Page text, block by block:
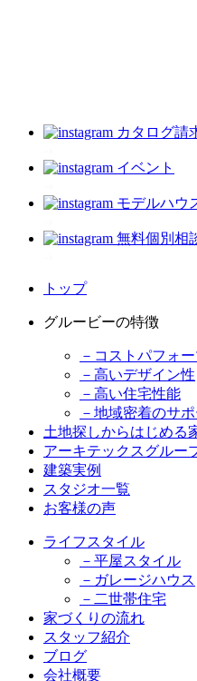
カタログ請
イベント
モデルハウ
無料個別相
トップ
グルービーの特徴
－コストパフォ
－高いデザイン性
－高い住宅性能
－地域密着のサポ
土地探しからはじめる
アーキテックスグルー
建築実例
スタジオ一覧
お客様の声
ライフスタイル
－平屋スタイル
－ガレージハウス
－二世帯住宅
家づくりの流れ
スタッフ紹介
ブログ
会社概要